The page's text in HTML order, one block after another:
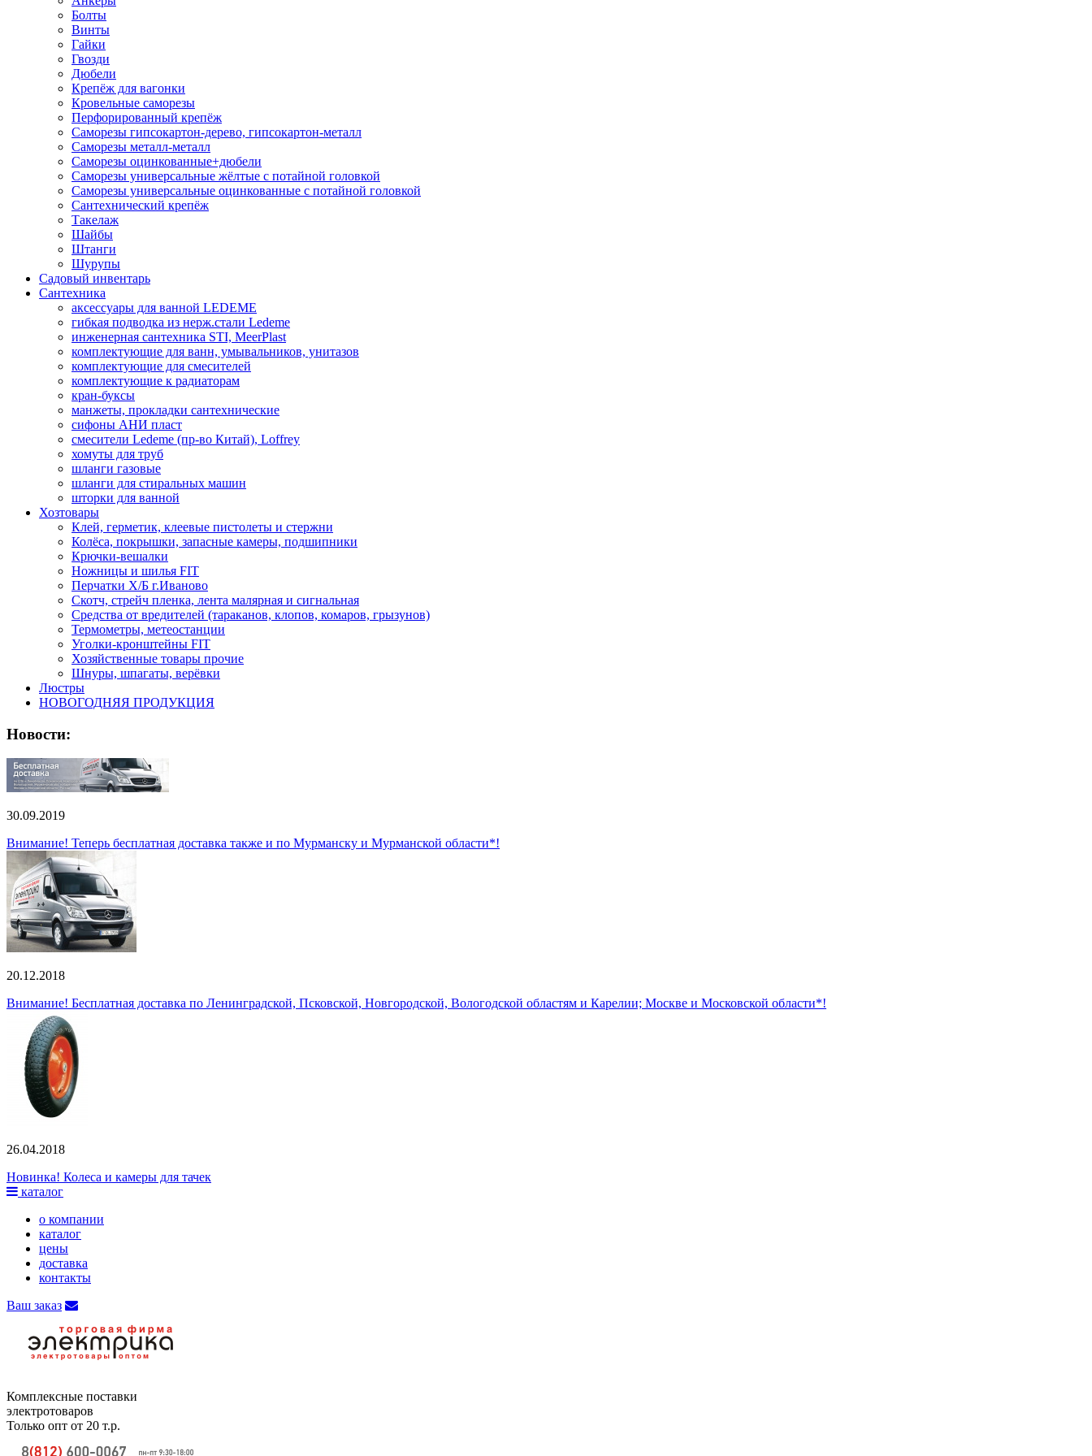
Болты
Винты
Гайки
Гвозди
Дюбели
Крепёж для вагонки
Кровельные саморезы
Перфорированный крепёж
Саморезы гипсокартон-дерево, гипсокартон-металл
Саморезы металл-металл
Саморезы оцинкованные+дюбели
Саморезы универсальные жёлтые с потайной головкой
Саморезы универсальные оцинкованные с потайной головкой
Сантехнический крепёж
Такелаж
Шайбы
Штанги
Шурупы
Садовый инвентарь
Сантехника
аксессуары для ванной LEDEME
гибкая подводка из нерж.стали Ledeme
инженерная сантехника STI, MeerPlast
комплектующие для ванн, умывальников, унитазов
комплектующие для смесителей
комплектующие к радиаторам
кран-буксы
манжеты, прокладки сантехнические
сифоны АНИ пласт
смесители Ledeme (пр-во Китай), Loffrey
хомуты для труб
шланги газовые
шланги для стиральных машин
шторки для ванной
Хозтовары
Клей, герметик, клеевые пистолеты и стержни
Колёса, покрышки, запасные камеры, подшипники
Крючки-вешалки
Ножницы и шилья FIT
Перчатки Х/Б г.Иваново
Скотч, стрейч пленка, лента малярная и сигнальная
Средства от вредителей (тараканов, клопов, комаров, грызунов)
Термометры, метеостанции
Уголки-кронштейны FIT
Хозяйственные товары прочие
Шнуры, шпагаты, верёвки
Люстры
НОВОГОДНЯЯ ПРОДУКЦИЯ
Новости:
30.09.2019
Внимание! Теперь бесплатная доставка также и по Мурманску и Мурманской области*!
20.12.2018
Внимание! Бесплатная доставка по Ленинградской, Псковской, Новгородской, Вологодской областям и Карелии; Москве и Московской области*!
26.04.2018
Новинка! Колеса и камеры для тачек
каталог
о компании
каталог
цены
доставка
контакты
Ваш заказ
Комплексные поставки
электротоваров
Только опт от 20 т.р.